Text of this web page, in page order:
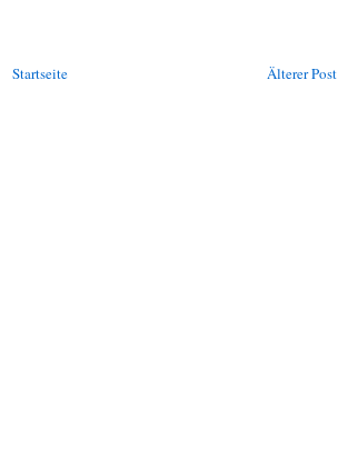
Älterer Post
Startseite